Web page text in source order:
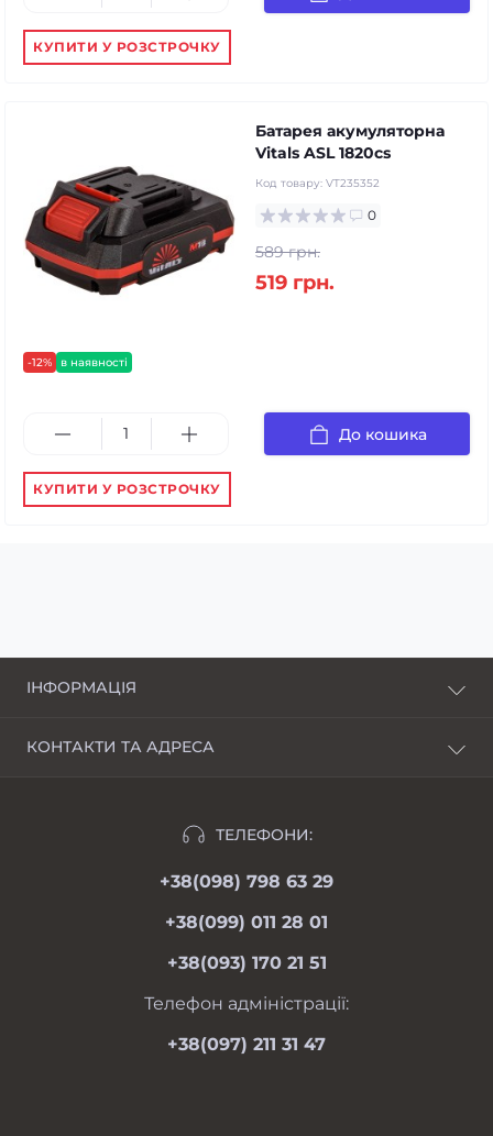
КУПИТИ У РОЗСТРОЧКУ
-12% в наявності
Батарея акумуляторна
Vitals ASL 1820cs
Код товару: VT235352
0
589 грн.
519 грн.
До кошика
КУПИТИ У РОЗСТРОЧКУ
ІНФОРМАЦІЯ
Особистий кабінет
КОНТАКТИ ТА АДРЕСА
ТЕЛЕФОНИ:
+38(098) 798 63 29
+38(099) 011 28 01
+38(093) 170 21 51
Телефон адміністрації:
+38(097) 211 31 47